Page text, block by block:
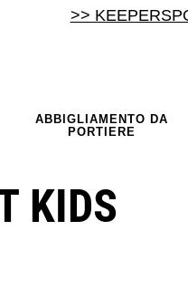
>>
ABBIGLIAMENTO DA
PORTIERE
KIDS